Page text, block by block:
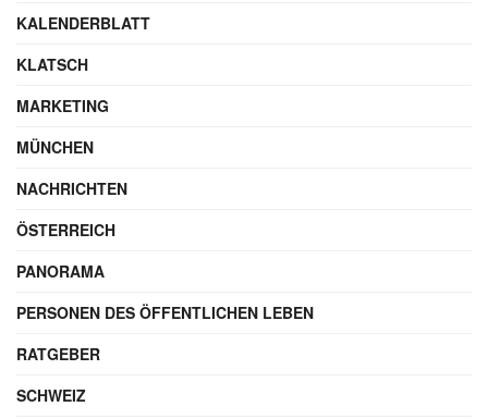
KALENDERBLATT
KLATSCH
MARKETING
MÜNCHEN
NACHRICHTEN
ÖSTERREICH
PANORAMA
PERSONEN DES ÖFFENTLICHEN LEBEN
RATGEBER
SCHWEIZ